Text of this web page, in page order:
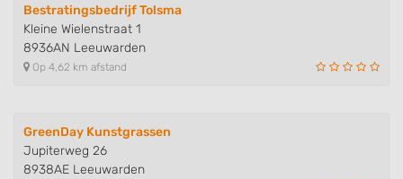
Bestratingsbedrijf Tolsma
Kleine Wielenstraat 1
8936AN Leeuwarden
Op 4,62 km afstand
GreenDay Kunstgrassen
Jupiterweg 26
8938AE Leeuwarden